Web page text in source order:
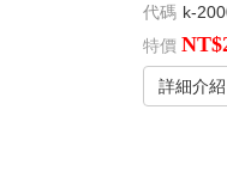
代碼 k-
特價
詳細介紹